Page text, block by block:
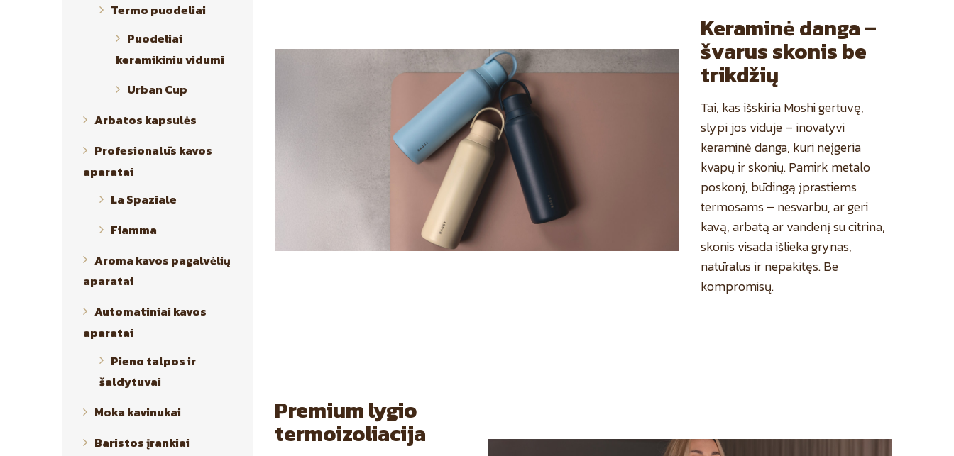
Keraminė danga –
švarus skonis be
trikdžių
Tai, kas išskiria Moshi gertuvę,
slypi jos viduje – inovatyvi
keraminė danga, kuri neįgeria
kvapų ir skonių. Pamirk metalo
poskonį, būdingą įprastiems
termosams – nesvarbu, ar geri
kavą, arbatą ar vandenį su citrina,
skonis visada išlieka grynas,
natūralus ir nepakitęs. Be
kompromisų.
Premium lygio
termoizoliacija
Termo puodeliai
Puodeliai
keramikiniu vidumi
Urban Cup
Arbatos kapsulės
Profesionalūs kavos
aparatai
La Spaziale
Fiamma
Aroma kavos pagalvėlių
aparatai
Automatiniai kavos
aparatai
Pieno talpos ir
šaldytuvai
Moka kavinukai
Baristos įrankiai